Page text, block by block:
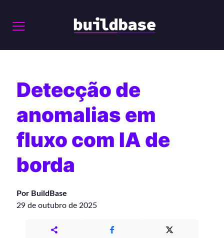
Detecção de
anomalias em
fluxo com IA de
borda
Por BuildBase
29 de outubro de 2025